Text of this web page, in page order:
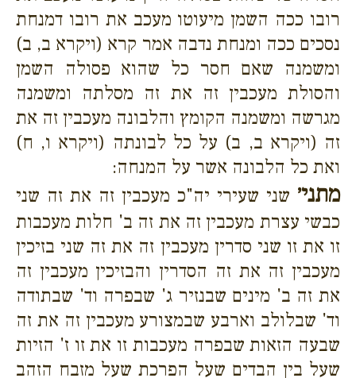
רובו ככה השמן מיעוטו מעכב את רובו דמנחת
נסכים ככה ומנחת נדבה אמר קרא (ויקרא ב, ב)
ומשמנה שאם חסר כל שהוא פסולה השמן
והסולת מעכבין זה את זה מסלתה ומשמנה
מגרשה ומשמנה הקומץ והלבונה מעכבין זה את
זה (ויקרא ב, ב) על כל לבונתה (ויקרא ו, ח)
ואת כל הלבונה אשר על המנחה:
מתני׳ שני שעירי יה"כ מעכבין זה את זה שני
כבשי עצרת מעכבין זה את זה ב' חלות מעכבות
זו את זו שני סדרין מעכבין זה את זה שני בזיכין
מעכבין זה את זה הסדרין והבזיכין מעכבין זה
את זה ב' מינים שבנזיר ג' שבפרה וד' שבתודה
וד' שבלולב וארבע שבמצורע מעכבין זה את זה
שבעה הזאות שבפרה מעכבות זו את זו ז' הזיות
שעל בין הבדים שעל הפרכת שעל מזבח הזהב